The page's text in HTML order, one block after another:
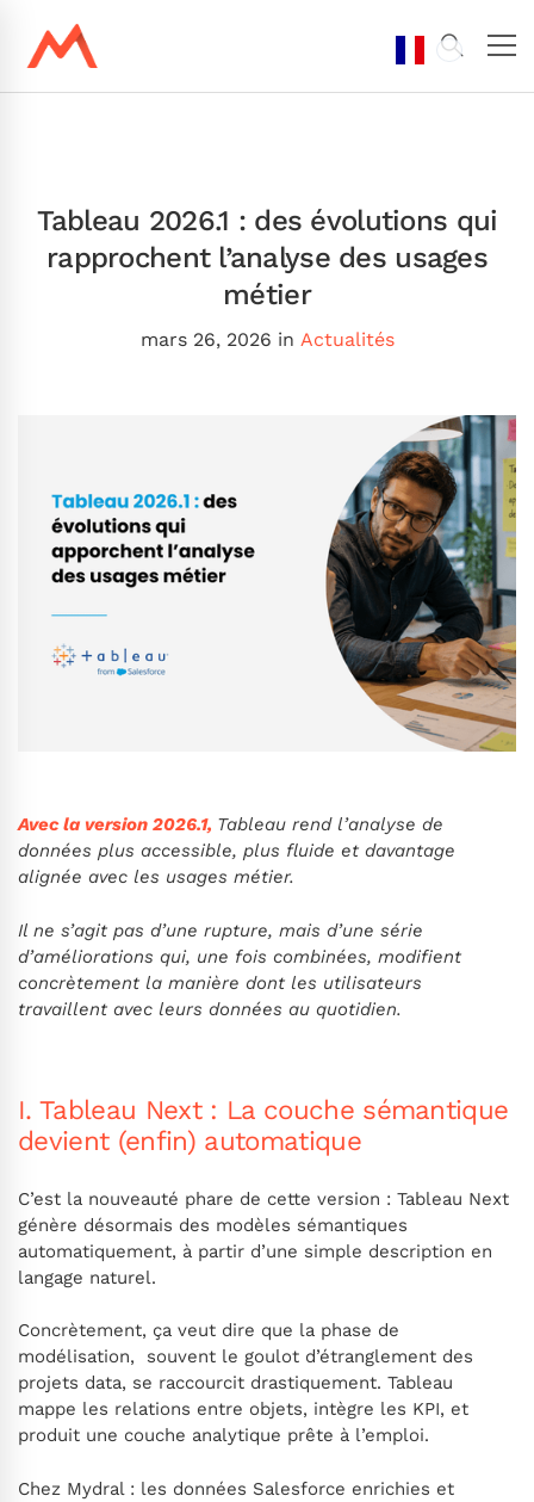
Tableau 2026.1 : des évolutions qui
rapprochent l’analyse des usages
métier
mars 26, 2026 in Actualités
Avec la version 2026.1, Tableau rend l’analyse de
données plus accessible, plus fluide et davantage
alignée avec les usages métier.
Il ne s’agit pas d’une rupture, mais d’une série
d’améliorations qui, une fois combinées, modifient
concrètement la manière dont les utilisateurs
travaillent avec leurs données au quotidien.
I. Tableau Next : La couche sémantique
devient (enfin) automatique
C’est la nouveauté phare de cette version : Tableau Next
génère désormais des modèles sémantiques
automatiquement, à partir d’une simple description en
langage naturel.
Concrètement, ça veut dire que la phase de
modélisation, souvent le goulot d’étranglement des
projets data, se raccourcit drastiquement. Tableau
mappe les relations entre objets, intègre les KPI, et
produit une couche analytique prête à l’emploi.
Chez Mydral : les données Salesforce enrichies et